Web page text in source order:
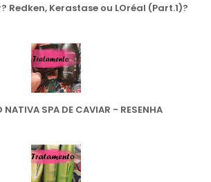
Redken, Kerastase ou LOréal (Part.1)?
NATIVA SPA DE CAVIAR - RESENHA